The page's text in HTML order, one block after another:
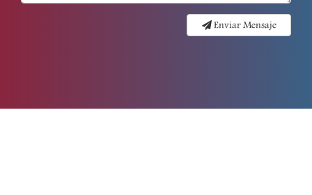
Enviar Mensaje